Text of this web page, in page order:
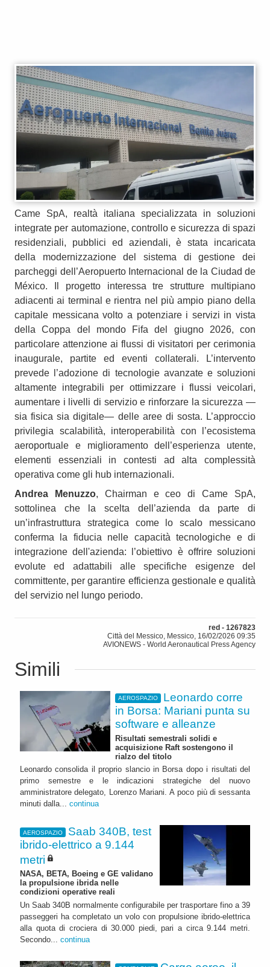
Came SpA, realtà italiana specializzata in soluzioni
integrate per automazione, controllo e sicurezza di spazi
residenziali, pubblici ed aziendali, è stata incaricata
della modernizzazione del sistema di gestione dei
parcheggi dell’Aeropuerto Internacional de la Ciudad de
México. Il progetto interessa tre strutture multipiano
adiacenti ai terminal e rientra nel più ampio piano della
capitale messicana volto a potenziare i servizi in vista
della Coppa del mondo Fifa del giugno 2026, con
particolare attenzione ai flussi di visitatori per cerimonia
inaugurale, partite ed eventi collaterali. L’intervento
prevede l’adozione di tecnologie avanzate e soluzioni
altamente integrabili per ottimizzare i flussi veicolari,
aumentare i livelli di servizio e rinforzare la sicurezza —
sia fisica sia digitale— delle aree di sosta. L’approccio
privilegia scalabilità, interoperabilità con l’ecosistema
aeroportuale e miglioramento dell’esperienza utente,
elementi essenziali in contesti ad alta complessità
operativa come gli hub internazionali.
Andrea Menuzzo, Chairman e ceo di Came SpA,
sottolinea che la scelta dell’azienda da parte di
un’infrastruttura strategica come lo scalo messicano
conferma la fiducia nelle capacità tecnologiche e di
integrazione dell'azienda: l’obiettivo è offrire soluzioni
evolute ed adattabili alle specifiche esigenze del
committente, per garantire efficienza gestionale e qualità
del servizio nel lungo periodo.
red - 1267823
Città del Messico, Messico, 16/02/2026 09:35
AVIONEWS - World Aeronautical Press Agency
Simili
AEROSPAZIO
Leonardo corre
in Borsa: Mariani punta su
software e alleanze
Risultati semestrali solidi e
acquisizione Raft sostengono il
rialzo del titolo
Leonardo consolida il proprio slancio in Borsa dopo i risultati del
primo semestre e le indicazioni strategiche del nuovo
amministratore delegato, Lorenzo Mariani. A poco più di sessanta
minuti dalla... continua
AEROSPAZIO
Saab 340B, test
ibrido-elettrico a 9.144
metri
NASA, BETA, Boeing e GE validano
la propulsione ibrida nelle
condizioni operative reali
Un Saab 340B normalmente configurabile per trasportare fino a 39
passeggeri ha completato un volo con propulsione ibrido-elettrica
alla quota di crociera di 30.000 piedi, pari a circa 9.144 metri.
Secondo... continua